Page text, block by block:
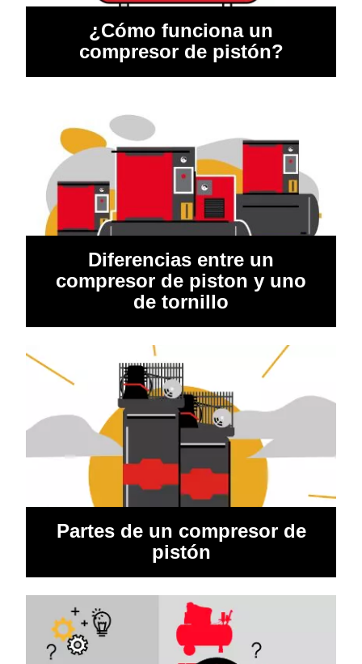
¿Cómo funciona un
compresor de pistón?
Diferencias entre un
compresor de piston y uno
de tornillo
Partes de un compresor de
pistón